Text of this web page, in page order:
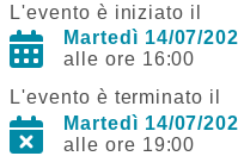
L'evento è iniziato il
Martedì 14/07/
alle ore 16:00
L'evento è terminato il
Martedì 14/07/
alle ore 19:00